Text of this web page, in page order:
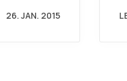
26. JAN. 2015